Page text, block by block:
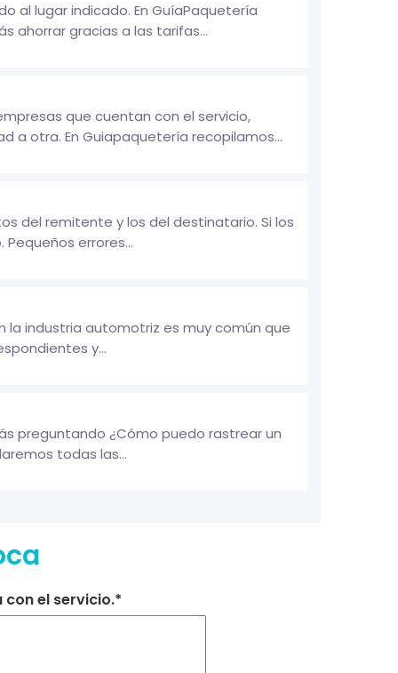
al lugar indicado. En GuíaPaquetería
ahorrar gracias a las tarifas...
que cuentan con el servicio,
a otra. En Guiapaquetería recopilamos...
del remitente y los del destinatario. Si los
errores...
la industria automotriz es muy común que
y...
preguntando ¿Cómo puedo rastrear un
todas las...
el servicio.*